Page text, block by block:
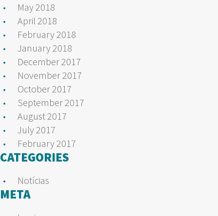
May 2018
April 2018
February 2018
January 2018
December 2017
November 2017
October 2017
September 2017
August 2017
July 2017
February 2017
CATEGORIES
Notícias
META